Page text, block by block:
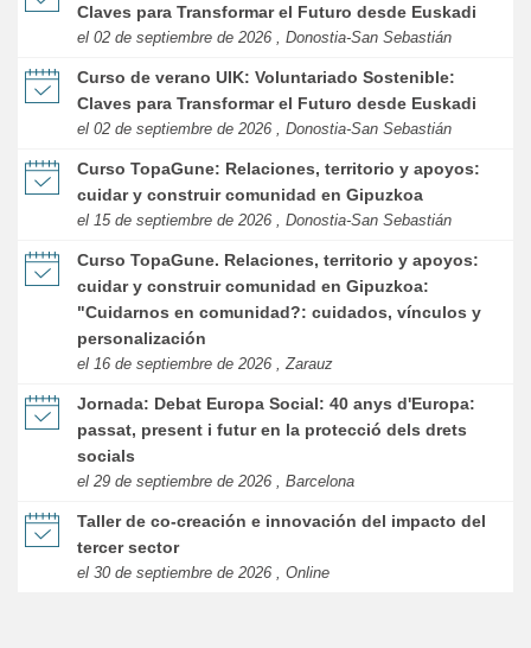
Claves para Transformar el Futuro desde Euskadi
el 02 de septiembre de 2026 , Donostia-San Sebastián
Curso de verano UIK: Voluntariado Sostenible:
Claves para Transformar el Futuro desde Euskadi
el 02 de septiembre de 2026 , Donostia-San Sebastián
Curso TopaGune: Relaciones, territorio y apoyos:
cuidar y construir comunidad en Gipuzkoa
el 15 de septiembre de 2026 , Donostia-San Sebastián
Curso TopaGune. Relaciones, territorio y apoyos:
cuidar y construir comunidad en Gipuzkoa:
"Cuidarnos en comunidad?: cuidados, vínculos y
personalización
el 16 de septiembre de 2026 , Zarauz
Jornada: Debat Europa Social: 40 anys d'Europa:
passat, present i futur en la protecció dels drets
socials
el 29 de septiembre de 2026 , Barcelona
Taller de co-creación e innovación del impacto del
tercer sector
el 30 de septiembre de 2026 , Online